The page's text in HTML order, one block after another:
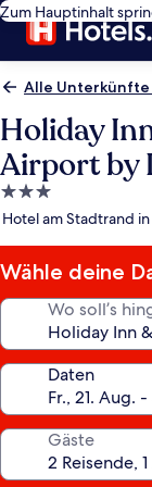
Zum Hauptinhalt
Alle
Holiday
Airport by
3.0-
Sterne-
Hotel am Stadtrand
Wähle deine
Wo soll’s
Daten
Gäste